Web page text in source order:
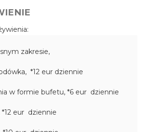
zakresie,
*12 eur dziennie
w formie bufetu, *6 eur dziennie
*12 eur dziennie